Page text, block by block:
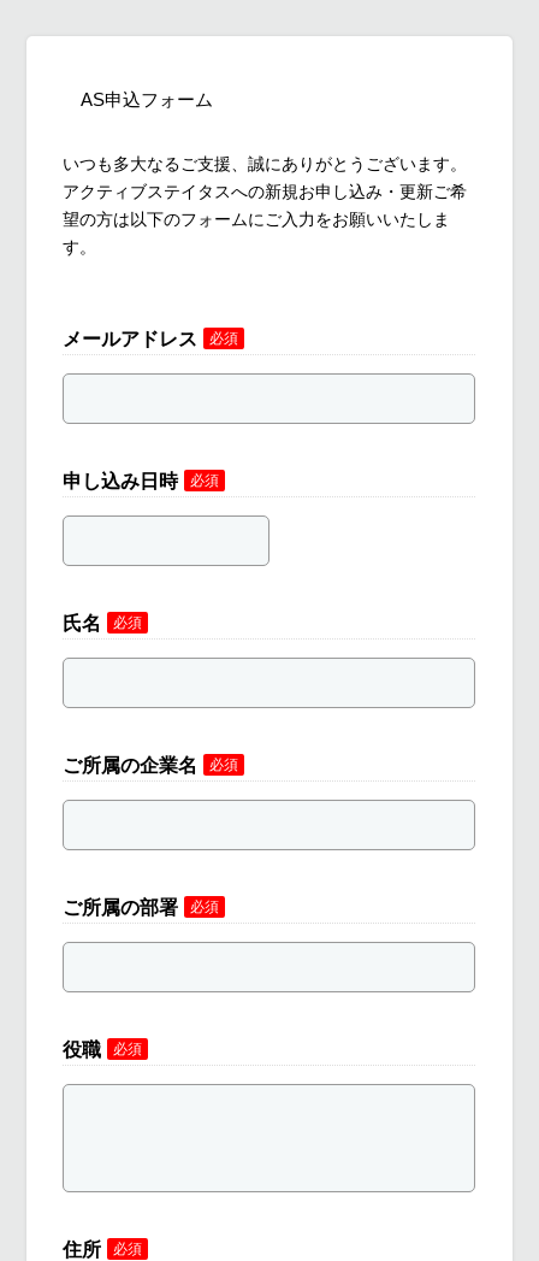
AS申込フォーム
いつも多大なるご支援、誠にありがとうございます。
アクティブステイタスへの新規お申し込み・更新ご希
望の方は以下のフォームにご入力をお願いいたしま
す。
メールアドレス 必須
申し込み日時 必須
氏名 必須
ご所属の企業名 必須
ご所属の部署 必須
役職 必須
住所 必須